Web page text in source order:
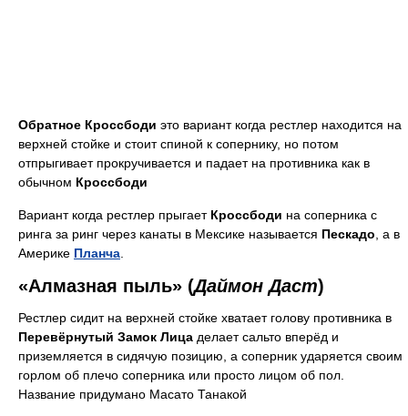
Обратное Кроссбоди это вариант когда рестлер находится на
верхней стойке и стоит спиной к сопернику, но потом
отпрыгивает прокручивается и падает на противника как в
обычном Кроссбоди
Вариант когда рестлер прыгает Кроссбоди на соперника с
ринга за ринг через канаты в Мексике называется Пескадо , а в
Америке Планча
«Алмазная пыль» (Даймон Даст)
Рестлер сидит на верхней стойке хватает голову противника в
Перевёрнутый Замок Лица делает сальто вперёд и
приземляется в сидячую позицию, а соперник ударяется своим
горлом об плечо соперника или просто лицом об пол.
Название придумано Масато Танакой